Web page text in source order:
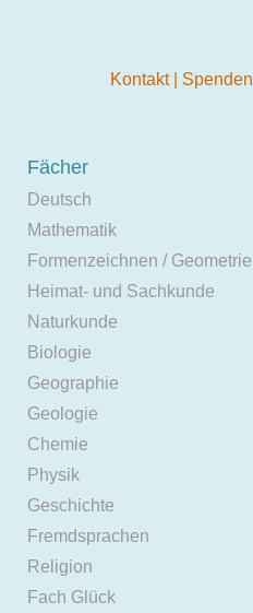
Kontakt Spenden
Fächer
Deutsch
Mathematik
Formenzeichnen / Geometrie
Heimat- und Sachkunde
Naturkunde
Biologie
Geographie
Geologie
Chemie
Physik
Geschichte
Fremdsprachen
Religion
Fach Glück